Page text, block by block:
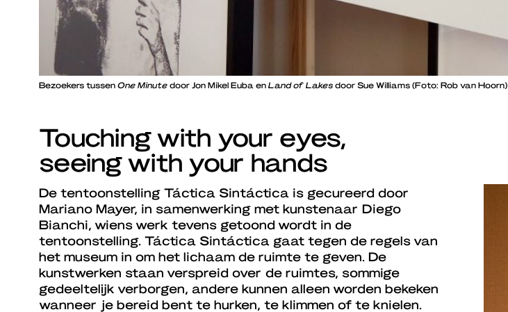
Bezoekers tussen One Minute door Jon Mikel Euba en Land of Lakes door Sue Williams (Foto: Rob van Hoorn)
Touching with your eyes,
seeing with your hands
De tentoonstelling Táctica Sintáctica is gecureerd door
Mariano Mayer, in samenwerking met kunstenaar Diego
Bianchi, wiens werk tevens getoond wordt in de
tentoonstelling. Táctica Sintáctica gaat tegen de regels van
het museum in om het lichaam de ruimte te geven. De
kunstwerken staan verspreid over de ruimtes, sommige
gedeeltelijk verborgen, andere kunnen alleen worden bekeken
wanneer je bereid bent te hurken, te klimmen of te knielen.